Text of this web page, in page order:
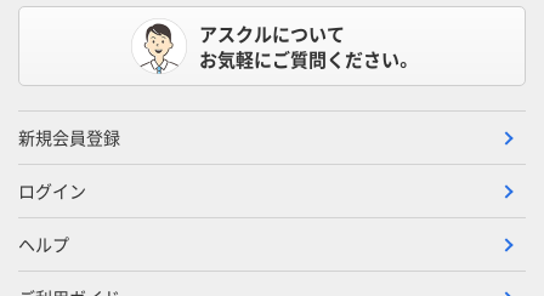
アスクルについて
お気軽にご質問ください。
新規会員登録
ログイン
ヘルプ